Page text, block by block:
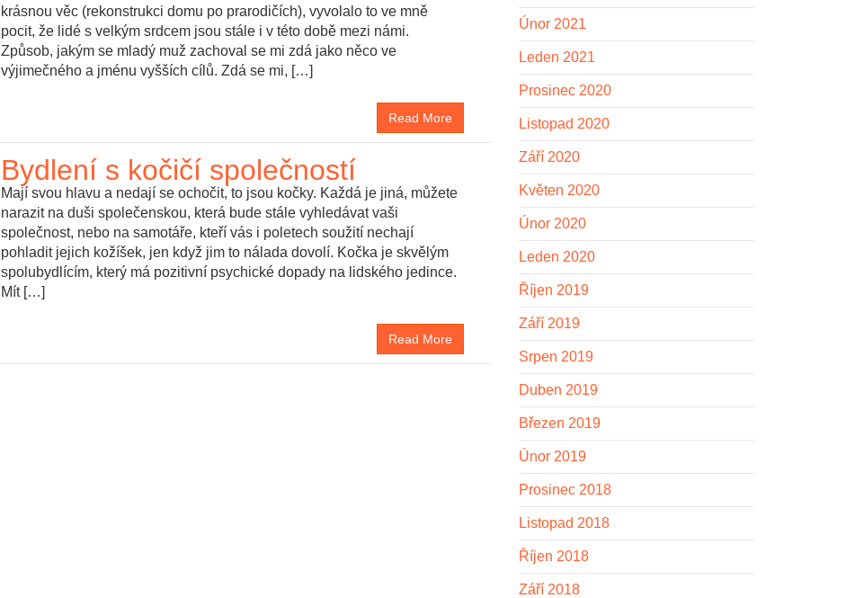
krásnou věc (rekonstrukci domu po prarodičích), vyvolalo to ve mně
pocit, že lidé s velkým srdcem jsou stále i v této době mezi námi.
Způsob, jakým se mladý muž zachoval se mi zdá jako něco ve
výjimečného a jménu vyšších cílů. Zdá se mi, […]
Read More
Bydlení s kočičí společností
Mají svou hlavu a nedají se ochočit, to jsou kočky. Každá je jiná, můžete
narazit na duši společenskou, která bude stále vyhledávat vaši
společnost, nebo na samotáře, kteří vás i poletech soužití nechají
pohladit jejich kožíšek, jen když jim to nálada dovolí. Kočka je skvělým
spolubydlícím, který má pozitivní psychické dopady na lidského jedince.
Mít […]
Read More
Únor 2021
Leden 2021
Prosinec 2020
Listopad 2020
Září 2020
Květen 2020
Únor 2020
Leden 2020
Říjen 2019
Září 2019
Srpen 2019
Duben 2019
Březen 2019
Únor 2019
Prosinec 2018
Listopad 2018
Říjen 2018
Září 2018